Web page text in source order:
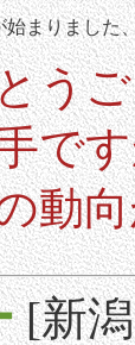
まりました
う
で
動
[新